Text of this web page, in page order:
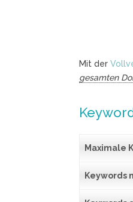
Mit der
gesamten
Maximale
Keywords